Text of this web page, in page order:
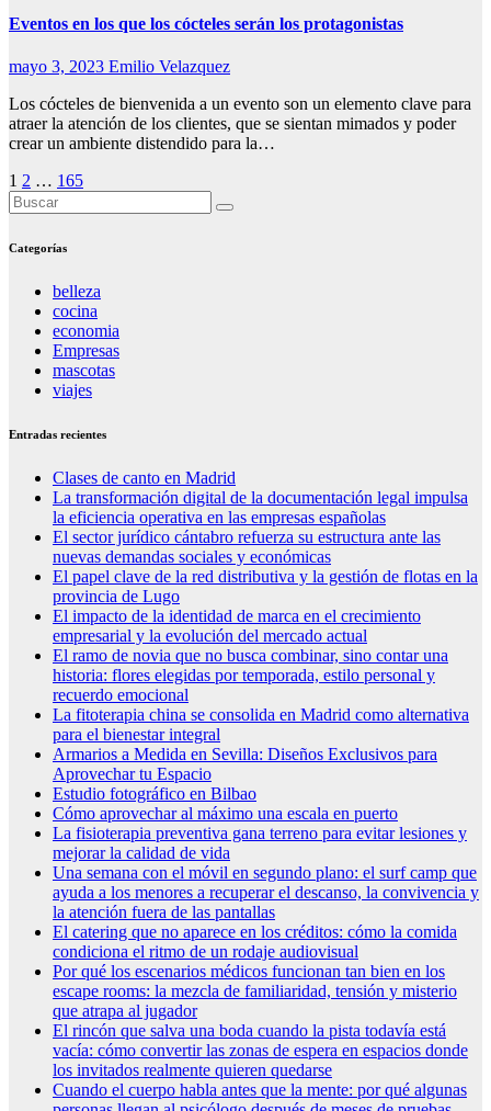
Eventos en los que los cócteles serán los protagonistas
mayo 3, 2023 Emilio Velazquez
Los cócteles de bienvenida a un evento son un elemento clave para
atraer la atención de los clientes, que se sientan mimados y poder
crear un ambiente distendido para la…
Paginación
de
entradas
1 2 … 165
Categorías
belleza
cocina
economia
Empresas
mascotas
viajes
Entradas recientes
Clases de canto en Madrid
La transformación digital de la documentación legal impulsa
la eficiencia operativa en las empresas españolas
El sector jurídico cántabro refuerza su estructura ante las
nuevas demandas sociales y económicas
El papel clave de la red distributiva y la gestión de flotas en la
provincia de Lugo
El impacto de la identidad de marca en el crecimiento
empresarial y la evolución del mercado actual
El ramo de novia que no busca combinar, sino contar una
historia: flores elegidas por temporada, estilo personal y
recuerdo emocional
La fitoterapia china se consolida en Madrid como alternativa
para el bienestar integral
Armarios a Medida en Sevilla: Diseños Exclusivos para
Aprovechar tu Espacio
Estudio fotográfico en Bilbao
Cómo aprovechar al máximo una escala en puerto
La fisioterapia preventiva gana terreno para evitar lesiones y
mejorar la calidad de vida
Una semana con el móvil en segundo plano: el surf camp que
ayuda a los menores a recuperar el descanso, la convivencia y
la atención fuera de las pantallas
El catering que no aparece en los créditos: cómo la comida
condiciona el ritmo de un rodaje audiovisual
Por qué los escenarios médicos funcionan tan bien en los
escape rooms: la mezcla de familiaridad, tensión y misterio
que atrapa al jugador
El rincón que salva una boda cuando la pista todavía está
vacía: cómo convertir las zonas de espera en espacios donde
los invitados realmente quieren quedarse
Cuando el cuerpo habla antes que la mente: por qué algunas